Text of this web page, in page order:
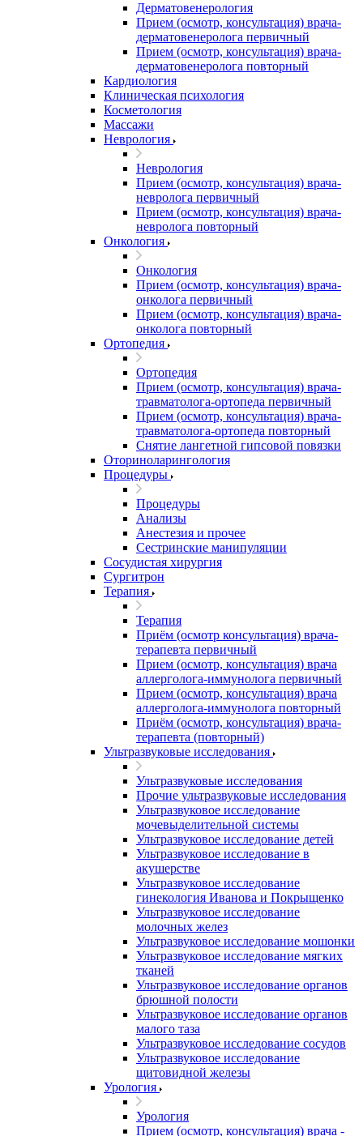
Дерматовенерология
Прием (осмотр, консультация) врача-
дерматовенеролога первичный
Прием (осмотр, консультация) врача-
дерматовенеролога повторный
Кардиология
Клиническая психология
Косметология
Массажи
Неврология
Неврология
Прием (осмотр, консультация) врача-
невролога первичный
Прием (осмотр, консультация) врача-
невролога повторный
Онкология
Онкология
Прием (осмотр, консультация) врача-
онколога первичный
Прием (осмотр, консультация) врача-
онколога повторный
Ортопедия
Ортопедия
Прием (осмотр, консультация) врача-
травматолога-ортопеда первичный
Прием (осмотр, консультация) врача-
травматолога-ортопеда повторный
Снятие лангетной гипсовой повязки
Оториноларингология
Процедуры
Процедуры
Анализы
Анестезия и прочее
Сестринские манипуляции
Сосудистая хирургия
Сургитрон
Терапия
Терапия
Приём (осмотр консультация) врача-
терапевта первичный
Прием (осмотр, консультация) врача
аллерголога-иммунолога первичный
Прием (осмотр, консультация) врача
аллерголога-иммунолога повторный
Приём (осмотр, консультация) врача-
терапевта (повторный)
Ультразвуковые исследования
Ультразвуковые исследования
Прочие ультразвуковые исследования
Ультразвуковое исследование
мочевыделительной системы
Ультразвуковое исследование детей
Ультразвуковое исследование в
акушерстве
Ультразвуковое исследование
гинекология Иванова и Покрыщенко
Ультразвуковое исследование
молочных желез
Ультразвуковое исследование мошонки
Ультразвуковое исследование мягких
тканей
Ультразвуковое исследование органов
брюшной полости
Ультразвуковое исследование органов
малого таза
Ультразвуковое исследование сосудов
Ультразвуковое исследование
щитовидной железы
Урология
Урология
Прием (осмотр, консультация) врача -